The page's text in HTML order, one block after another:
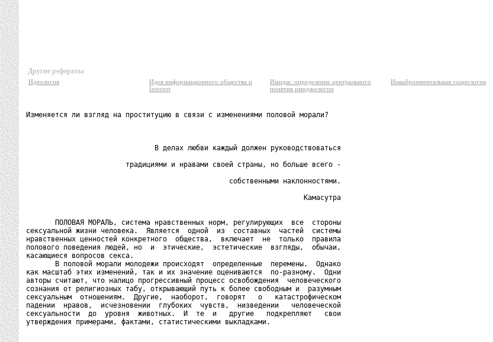
Другие рефераты
Идеология
Идея информационного общества и
Internet
Имидж: определение центрального
понятия имиджелогии
Инвайронментальная социология
Изменяется ли взгляд на проституцию в связи с изменениями половой морали?
                               В делах любви каждый должен руководствоваться
                        традициями и нравами своей страны, но больше всего -
                                                 собственными наклонностями.
                                                                   Камасутра
       ПОЛОВАЯ МОРАЛЬ, система нравственных норм, регулирующих  все  стороны
сексуальной жизни человека.  Является  одной  из  составных  частей  системы
нравственных ценностей конкретного  общества,  включает  не  только  правила
полового поведения людей, но  и  этические,  эстетические  взгляды,  обычаи,
касающиеся вопросов секса.
       В половой морали молодежи происходят  определенные  перемены.  Однако
как масштаб этих изменений, так и их значение оцениваются  по-разному.  Одни
авторы считают, что налицо прогрессивный процесс освобождения  человеческого
сознания от религиозных табу, открывающий путь к более свободным и  разумным
сексуальным  отношениям.  Другие,  наоборот,  говорят   о   катастрофическом
падении  нравов,  исчезновении  глубоких  чувств,  низведении   человеческой
сексуальности  до  уровня  животных.  И  те  и   другие   подкрепляют   свои
утверждения примерами, фактами, статистическими выкладками.